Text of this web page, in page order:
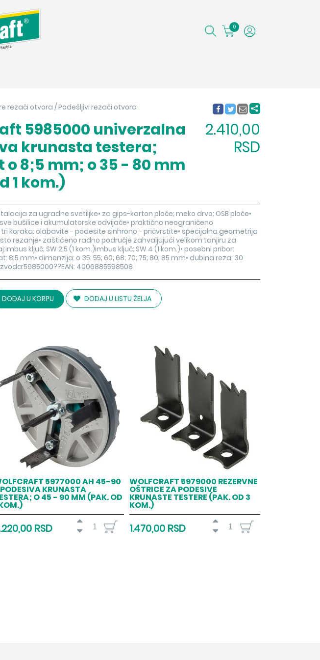
0
rezači otvora /Podešljivi rezači otvora
5985000 univerzalna
krunasta testera;
8;5 mm; o 35 - 80 mm
1 kom.)
2.410,00
RSD
za ugradne svetiljke• za gips-karton ploče; meko drvo; OSB ploče•
bušilice i akumulatorske odvijače• praktično neograničeno
koraka: olabavite - podesite sinhrono - pričvrstite• specijalna geometrija
rezanje• zaštićeno radno područje zahvaljujući velikom tanjiru za
ključ; SW 2;5 (1 kom.)imbus ključ; SW 4 (1 kom.)• posebni pribor:
8;5 mm• dimenzija: o 35; 55; 60; 68; 70; 75; 80; 85 mm• dubina reza: 30
4006885598508
DODAJ U KORPU DODAJ U LISTU ŽELJA
5977000 AH 45-90
KRUNASTA
O 45 - 90 MM (PAK. OD
RSD
WOLFCRAFT 5979000 REZERVNE
OŠTRICE ZA PODESIVE
KRUNASTE TESTERE (PAK. OD 3
KOM.)
1.470,00 RSD